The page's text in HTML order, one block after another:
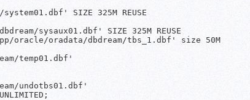
SIZE 325M REUSE
sysaux01.dbf' SIZE 325M REUSE
oracle/oradata/dbdream/tbs_1.dbf' size 50M
temp01.dbf'
undotbs01.dbf'